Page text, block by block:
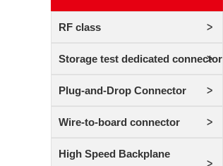
RF class
Storage test dedicated connector
Plug-and-Drop Connector
Wire-to-board connector
High Speed Backplane